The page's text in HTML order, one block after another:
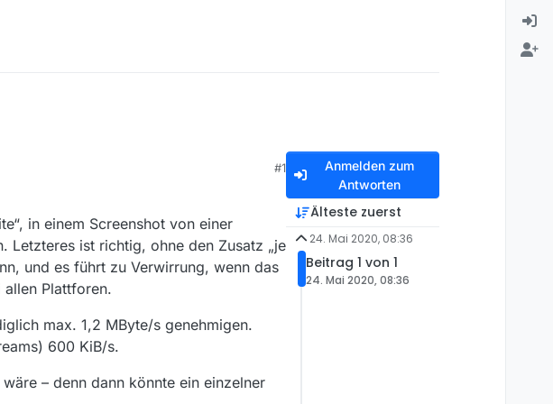
#1
in einem Screenshot von einer
Letzteres ist richtig, ohne den Zusatz „je
und es führt zu Verwirrung, wenn das
Plattforen.
max. 1,2 MByte/s genehmigen.
600 KiB/s.
– denn dann könnte ein einzelner
Anmelden zum
Antworten
Älteste zuerst
24. Mai 2020, 08:36
Beitrag 1 von 1
24. Mai 2020, 08:36